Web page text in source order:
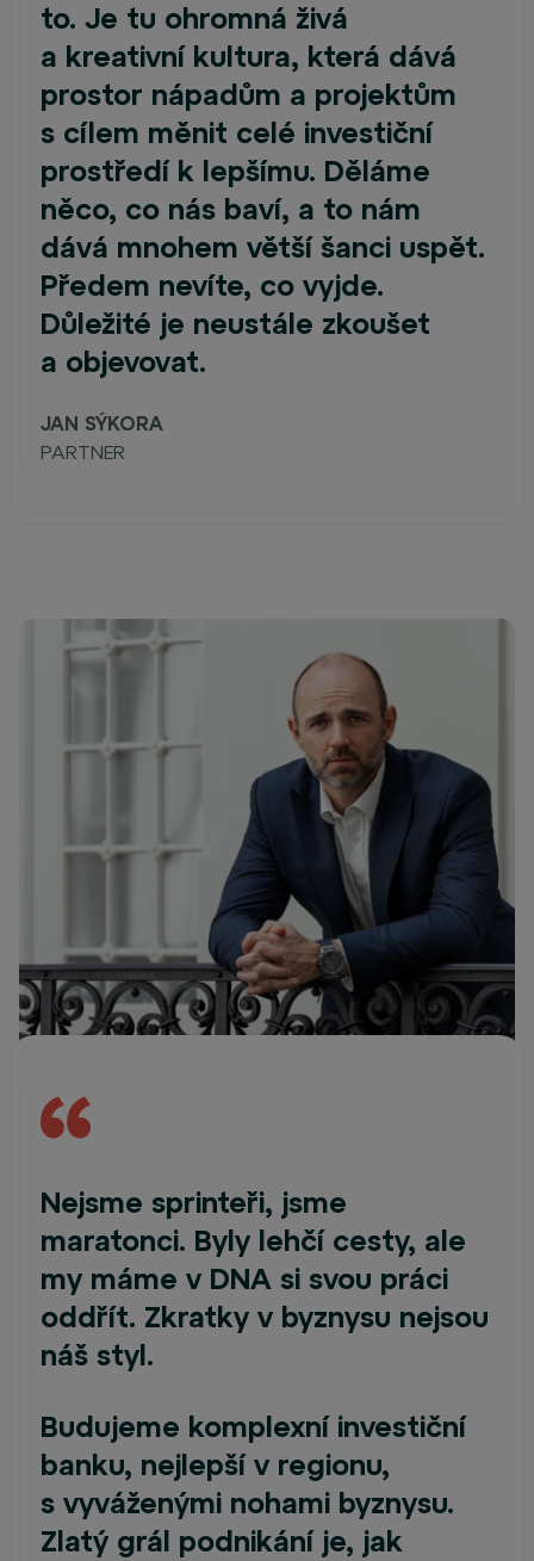
to. Je tu ohromná živá
a kreativní kultura, která dává
prostor nápadům a projektům
s cílem měnit celé investiční
prostředí k lepšímu. Děláme
něco, co nás baví, a to nám
dává mnohem větší šanci uspět.
Předem nevíte, co vyjde.
Důležité je neustále zkoušet
a objevovat.
JAN SÝKORA
PARTNER
Nejsme sprinteři, jsme
maratonci. Byly lehčí cesty, ale
my máme v DNA si svou práci
oddřít. Zkratky v byznysu nejsou
náš styl.
Budujeme komplexní investiční
banku, nejlepší v regionu,
s vyváženými nohami byznysu.
Zlatý grál podnikání je, jak